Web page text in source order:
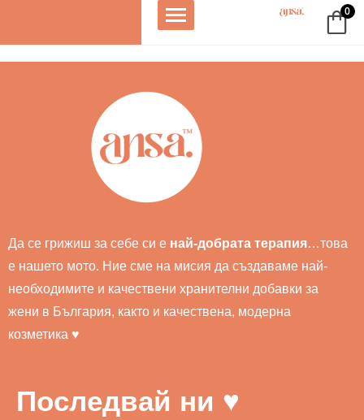
0
Да се грижиш за себе си е най-добрата терапия…това
е нашето мото. Ние сме на мисия да създаваме най-
необходимите и качествени хранителни добавки за
жени в България, както и качествена, модерна
козметика ♥
Последвай ни ♥